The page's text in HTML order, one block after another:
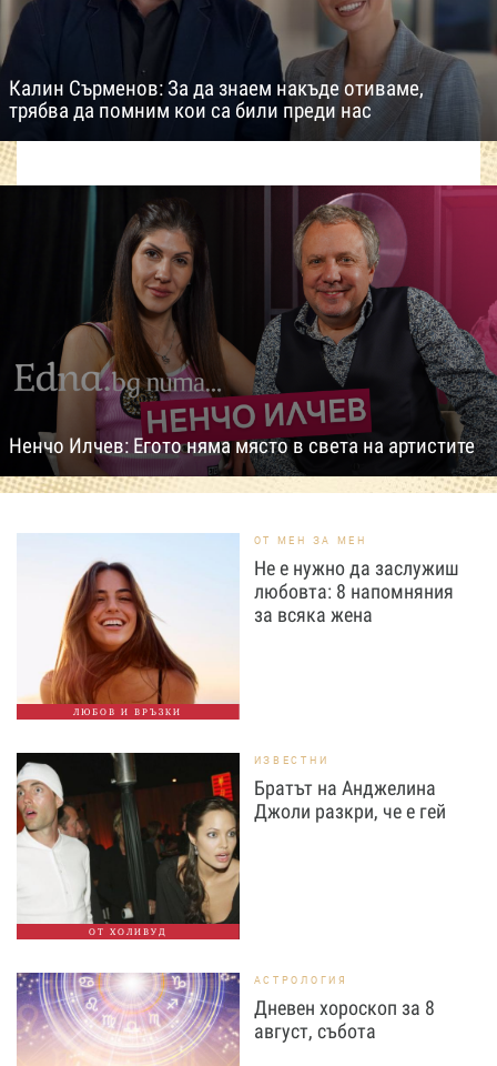
Калин Сърменов: За да знаем накъде отиваме,
трябва да помним кои са били преди нас
Ненчо Илчев: Егото няма място в света на артистите
ЛЮБОВ И ВРЪЗКИ
ОТ МЕН ЗА МЕН
Не е нужно да заслужиш
любовта: 8 напомняния
за всяка жена
ОТ ХОЛИВУД
ИЗВЕСТНИ
Братът на Анджелина
Джоли разкри, че е гей
АСТРОЛОГИЯ
Дневен хороскоп за 8
август, събота